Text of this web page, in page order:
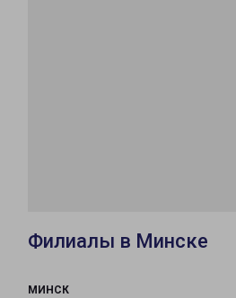
Филиалы в Минске
МИНСК